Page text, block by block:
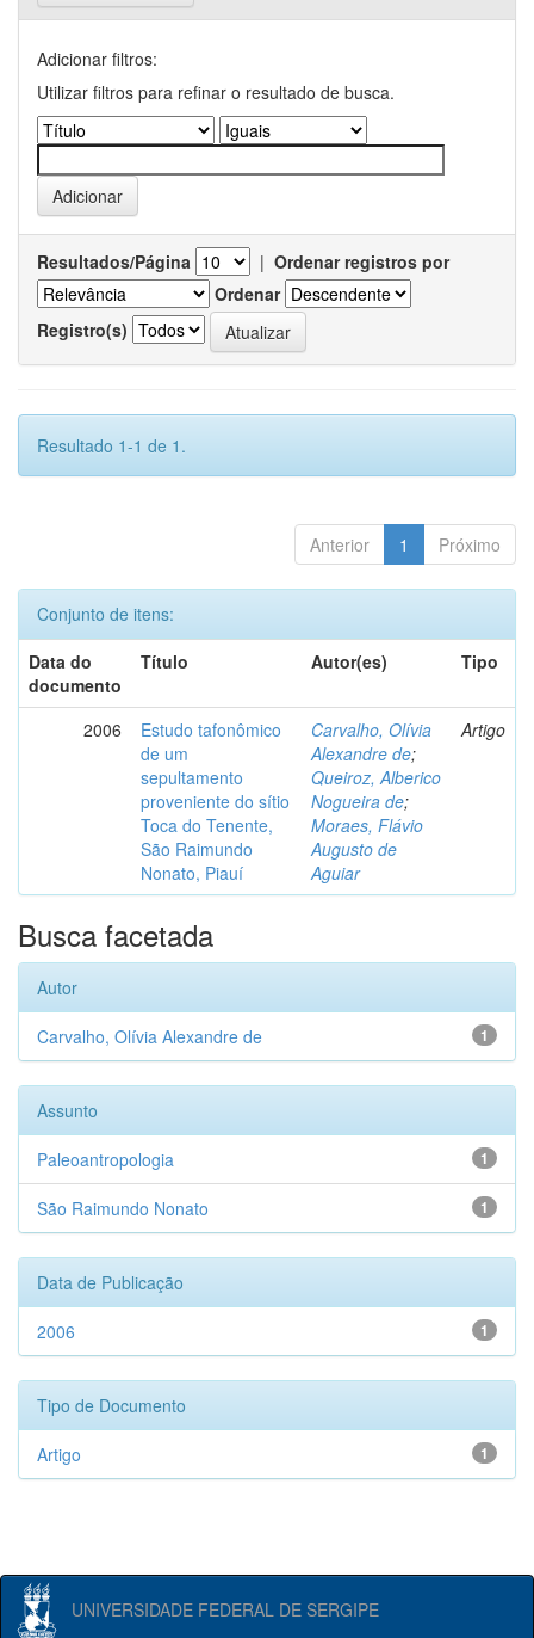
Adicionar filtros:
Utilizar filtros para refinar o resultado de busca.
Resultados/Página | Ordenar registros por
Ordenar
Registro(s)
Resultado 1-1 de 1.
Anterior 1 Próximo
Conjunto de itens:
Data do
documento
Título Autor(es) Tipo
2006
Estudo tafonômico
de um
sepultamento
proveniente do sítio
Toca do Tenente,
São Raimundo
Nonato, Piauí
Carvalho, Olívia
Alexandre de;
Queiroz, Alberico
Nogueira de;
Moraes, Flávio
Augusto de
Aguiar
Artigo
Busca facetada
Autor
1
Carvalho, Olívia Alexandre de
Assunto
1
Paleoantropologia
1
São Raimundo Nonato
Data de Publicação
1
2006
Tipo de Documento
1
Artigo
UNIVERSIDADE FEDERAL DE SERGIPE